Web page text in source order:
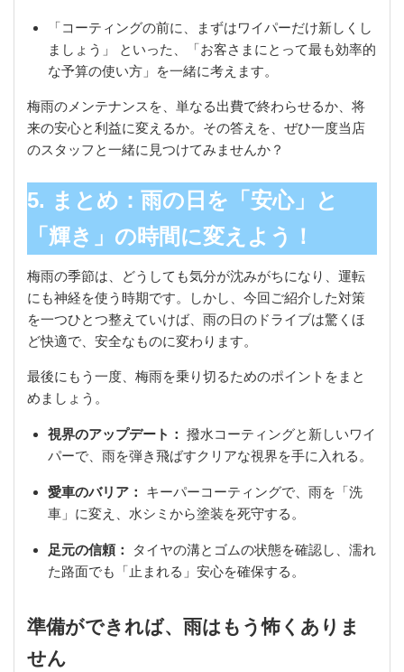
「コーティングの前に、まずはワイパーだけ新しくし
ましょう」 といった、「お客さまにとって最も効率的
な予算の使い方」を一緒に考えます。
梅雨のメンテナンスを、単なる出費で終わらせるか、将
来の安心と利益に変えるか。その答えを、ぜひ一度当店
のスタッフと一緒に見つけてみませんか？
5. まとめ：雨の日を「安心」と
「輝き」の時間に変えよう！
梅雨の季節は、どうしても気分が沈みがちになり、運転
にも神経を使う時期です。しかし、今回ご紹介した対策
を一つひとつ整えていけば、雨の日のドライブは驚くほ
ど快適で、安全なものに変わります。
最後にもう一度、梅雨を乗り切るためのポイントをまと
めましょう。
視界のアップデート： 撥水コーティングと新しいワイ
パーで、雨を弾き飛ばすクリアな視界を手に入れる。
愛車のバリア：
キーパーコーティングで、雨を「洗
車」に変え、水シミから塗装を死守する。
足元の信頼：
タイヤの溝とゴムの状態を確認し、濡れ
た路面でも「止まれる」安心を確保する。
準備ができれば、雨はもう怖くありま
せん